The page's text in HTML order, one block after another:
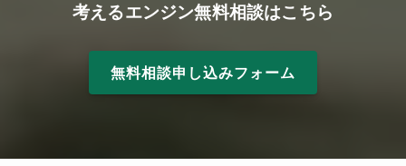
考えるエンジン無料相談はこちら
無料相談申し込みフォーム